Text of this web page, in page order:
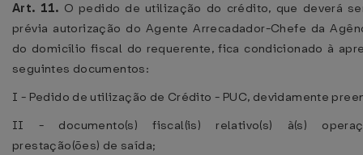
Art. 11. O pedido de utilização do crédito, que deverá
prévia autorização do Agente Arrecadador-Chefe da
do domicílio fiscal do requerente, fica condicionado à
seguintes documentos:
I - Pedido de utilização de Crédito - PUC, devidamente
II - documento(s) fiscal(is) relativo(s) à(s)
prestação(ões) de saída;